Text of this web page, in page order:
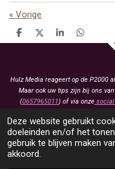
Deze website gebruikt
doeleinden en/of het
gebruik te blijven maken
akkoord.
« Vorige
D
e
D
e
S
h
D
e
Hulz Media reageert op de P2000
Maar ook uw tips zijn bij ons
(0657965011) of via onzesocial